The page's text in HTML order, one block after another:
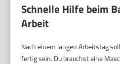
Schnelle Hilfe beim
Arbeit
Nach einem langen Arbeitstag
fertig sein. Du brauchst eine